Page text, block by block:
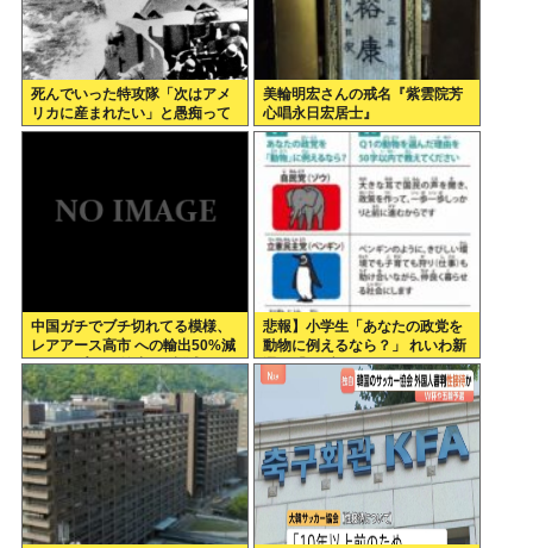
死んでいった特攻隊「次はアメ
リカに産まれたい」と愚痴って
いた
美輪明宏さんの戒名『紫雲院芳
心唱永日宏居士』
中国ガチでブチ切れてる模様、
レアアース高市 への輸出50%減
トランプ への輸出も3割減
悲報】小学生「あなたの政党を
動物に例えるなら？」 れいわ新
選組「」ブチッッ